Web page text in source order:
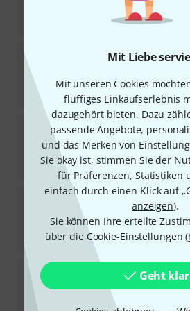
Mit Liebe
Mit unseren Cookies
fluffiges Einkaufserlebnis
dazugehört bieten. Dazu
passende Angebote,
und das Merken von
Sie okay ist, stimmen Sie der
für Präferenzen, Statistiken
einfach durch einen Klick auf
anzeigen).
Sie können Ihre erteilte
über die Cookie-Einstellungen (
Geht klar
Sofort lieferbar
Thomann Steel Box Bag
Sofort lieferbar
22€
Thomann Accessory Bag
Sofort lieferbar
9,90 €
ThomannEVA Inlay
Sofort lieferbar
89€
EVA Universal
Sofort lieferbar